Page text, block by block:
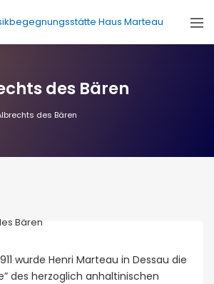
des Bären
des Bären
wurde Henri Marteau in Dessau die
des herzoglich anhaltinischen